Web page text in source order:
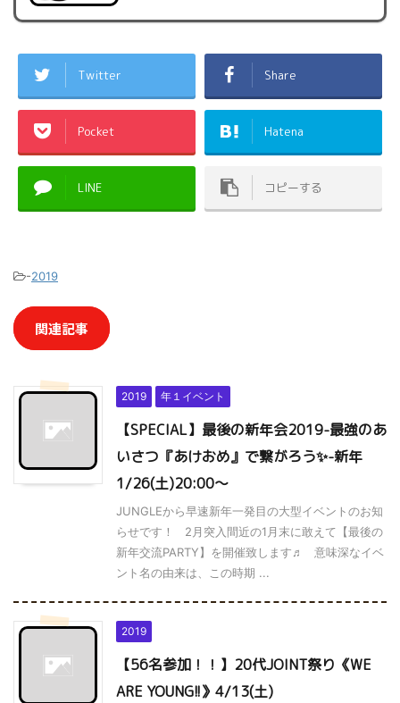
Twitter Share
Pocket Hatena
LINE コピーする
-2019
関連記事
2019 年１イベント
【SPECIAL】最後の新年会2019-最強のあ
いさつ『あけおめ』で繋がろう✨-新年
1/26(土)20:00～
JUNGLEから早速新年一発目の大型イベントのお知
らせです！ 2月突入間近の1月末に敢えて【最後の
新年交流PARTY】を開催致します♬ 意味深なイベ
ント名の由来は、この時期 ...
2019
【56名参加！！】20代JOINT祭り《WE
ARE YOUNG!!》4/13(土)